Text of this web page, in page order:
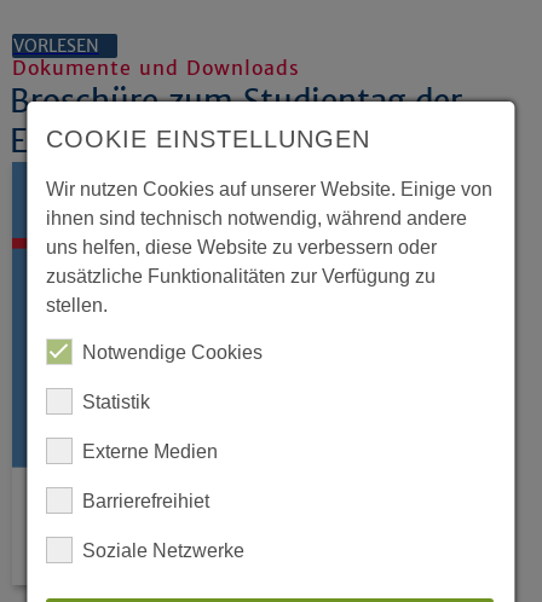
VORLESEN
Dokumente und Downloads
Broschüre zum Studientag der
EKvW und der NAK
COOKIE EINSTELLUNGEN
Wir nutzen Cookies auf unserer Website. Einige von
ihnen sind technisch notwendig, während andere
uns helfen, diese Website zu verbessern oder
zusätzliche Funktionalitäten zur Verfügung zu
stellen.
Notwendige Cookies
Statistik
Externe Medien
Barrierefreihiet
Soziale Netzwerke